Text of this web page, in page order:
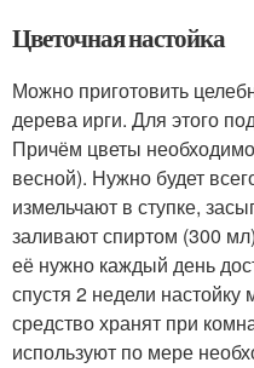
Цветочная настойка
Можно приготовить
дерева ирги. Для этого
Причём цветы
весной). Нужно будет
измельчают в ступке,
заливают спиртом (300
её нужно каждый день
спустя 2 недели
средство хранят при
используют по мере